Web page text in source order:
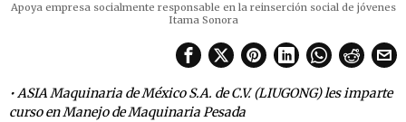
Apoya empresa socialmente responsable en la reinserción social de jóvenes
Itama Sonora
• ASIA Maquinaria de México S.A. de C.V. (LIUGONG) les imparte
curso en Manejo de Maquinaria Pesada